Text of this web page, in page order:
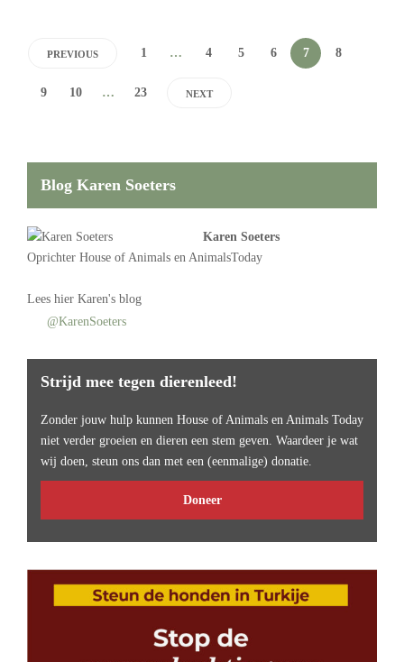
PREVIOUS 1 … 4 5 6 7 8
9 10 … 23 NEXT
Blog Karen Soeters
Karen Soeters
Oprichter House of Animals en AnimalsToday
Lees hier Karen's blog
@KarenSoeters
Strijd mee tegen dierenleed!
Zonder jouw hulp kunnen House of Animals en Animals Today
niet verder groeien en dieren een stem geven. Waardeer je wat
wij doen, steun ons dan met een (eenmalige) donatie.
Doneer